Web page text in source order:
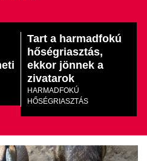
Tart a harmadfokú
hőségriasztás,
ekkor jönnek a
zivatarok
HARMADFOKÚ
HŐSÉGRIASZTÁS